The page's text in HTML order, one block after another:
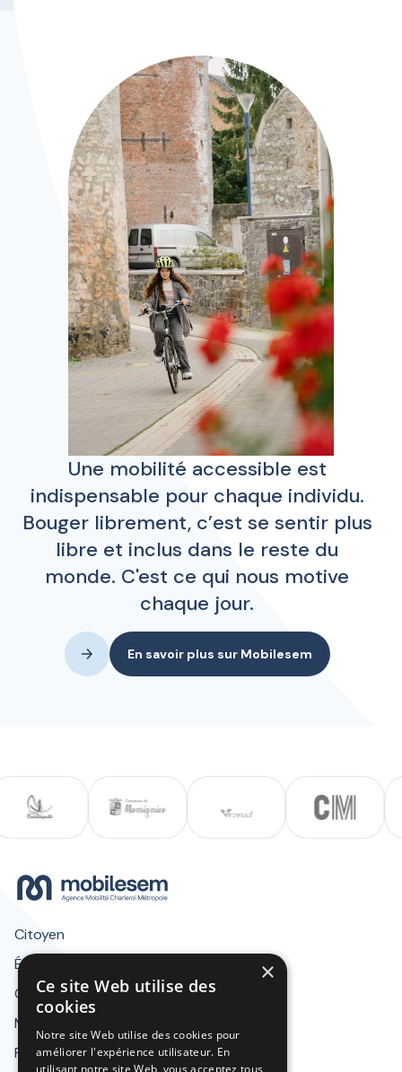
Une mobilité accessible est
indispensable pour chaque individu.
Bouger librement, c’est se sentir plus
libre et inclus dans le reste du
monde. C'est ce qui nous motive
chaque jour.
En savoir plus sur Mobilesem
Citoyen
Écoles, entreprises & associations
Communes
Mentions légales
Presse & documents
×
Ce site Web utilise des
cookies
Notre site Web utilise des cookies pour
améliorer l'expérience utilisateur. En
utilisant notre site Web, vous acceptez tous